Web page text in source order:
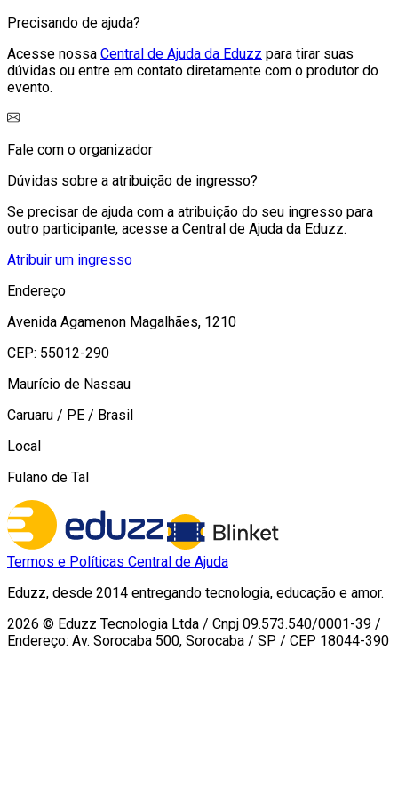
Precisando de ajuda?
Acesse nossa Central de Ajuda da Eduzz para tirar suas
dúvidas ou entre em contato diretamente com o produtor do
evento.
Fale com o organizador
Dúvidas sobre a atribuição de ingresso?
Se precisar de ajuda com a atribuição do seu ingresso para
outro participante, acesse a Central de Ajuda da Eduzz.
Atribuir um ingresso
Endereço
Avenida Agamenon Magalhães, 1210
CEP: 55012-290
Maurício de Nassau
Caruaru / PE / Brasil
Local
Fulano de Tal
Termos e Políticas Central de Ajuda
Eduzz, desde 2014 entregando tecnologia, educação e amor.
2026 © Eduzz Tecnologia Ltda / Cnpj 09.573.540/0001-39 /
Endereço: Av. Sorocaba 500, Sorocaba / SP / CEP 18044-390